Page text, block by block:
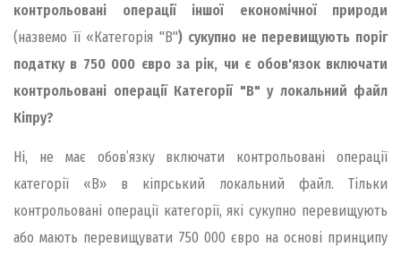
контрольовані операції іншої економічної природи
(назвемо її «Категорія "B") сукупно не перевищують поріг
податку в 750 000 євро за рік, чи є обов'язок включати
контрольовані операції Категорії "B" у локальний файл
Кіпру?
Ні, не має обов’язку включати контрольовані операції
категорії «Β» в кіпрський локальний файл. Тільки
контрольовані операції категорії, які сукупно перевищують
або мають перевищувати 750 000 євро на основі принципу